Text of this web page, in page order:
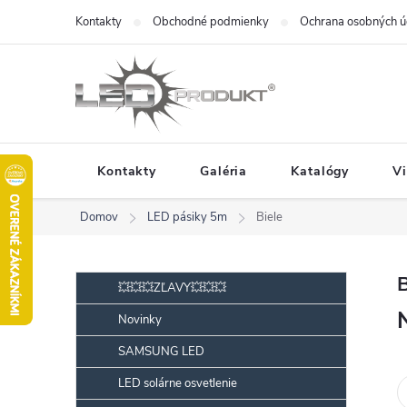
obsah
Kontakty Obchodné podmienky Ochrana osobných
Kontakty Galéria Katalógy
Domov LED pásiky 5m Biele
o
č
n
Preskočiť
kategórie💥💥💥ZĽAVY💥💥💥
Novinky
SAMSUNG LED
LED solárne osvetlenie